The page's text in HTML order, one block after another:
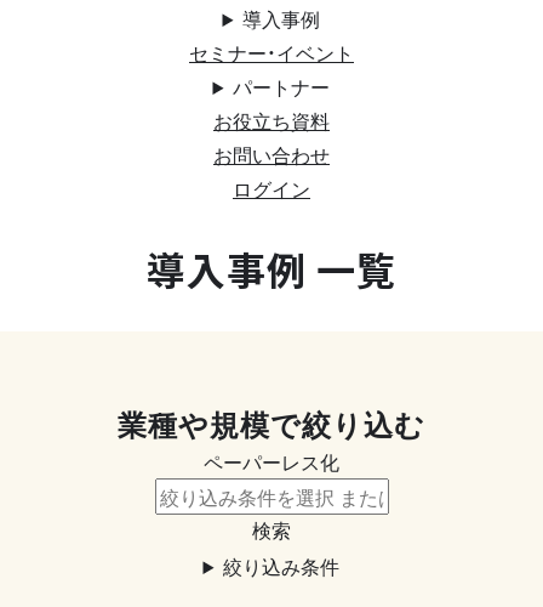
導入事例
セミナー・イベント
パートナー
お役立ち資料
お問い合わせ
ログイン
導入事例 一覧
業種や規模で絞り込む
ペーパーレス化
検索
絞り込み条件